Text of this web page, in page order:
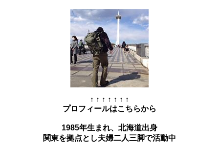
↑ ↑ ↑ ↑ ↑ ↑ ↑
プロフィールはこちらから
1985年生まれ、北海道出身
関東を拠点とし夫婦二人三脚で活動中